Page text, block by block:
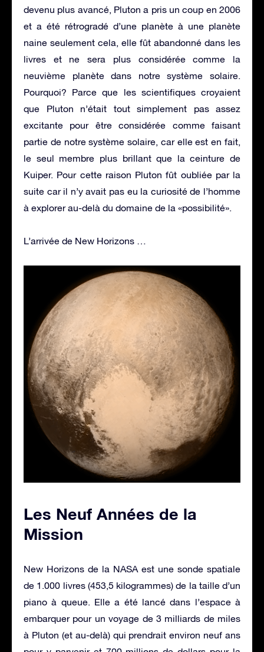
devenu plus avancé, Pluton a pris un coup en 2006
et a été rétrogradé d’une planète à une planète
naine seulement cela, elle fût abandonné dans les
livres et ne sera plus considérée comme la
neuvième planète dans notre système solaire.
Pourquoi? Parce que les scientifiques croyaient
que Pluton n’était tout simplement pas assez
excitante pour être considérée comme faisant
partie de notre système solaire, car elle est en fait,
le seul membre plus brillant que la ceinture de
Kuiper. Pour cette raison Pluton fût oubliée par la
suite car il n’y avait pas eu la curiosité de l’homme
à explorer au-delà du domaine de la «possibilité».
L’arrivée de New Horizons …
Les Neuf Années de la
Mission
New Horizons de la NASA est une sonde spatiale
de 1.000 livres (453,5 kilogrammes) de la taille d’un
piano à queue. Elle a été lancé dans l’espace à
embarquer pour un voyage de 3 milliards de miles
à Pluton (et au-delà) qui prendrait environ neuf ans